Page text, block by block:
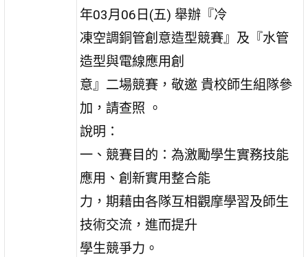
年03月06日(五) 舉辦『冷
凍空調銅管創意造型競賽』及『水管
造型與電線應用創
意』二場競賽，敬邀 貴校師生組隊參
加，請查照 。
說明：
一、競賽目的：為激勵學生實務技能
應用、創新實用整合能
力，期藉由各隊互相觀摩學習及師生
技術交流，進而提升
學生競爭力。